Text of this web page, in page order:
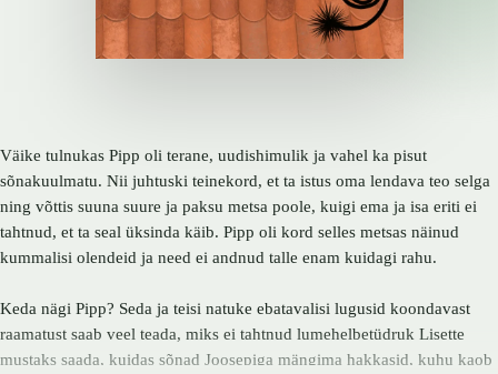
Väike tulnukas Pipp oli terane, uudishimulik ja vahel ka pisut
sõnakuulmatu. Nii juhtuski teinekord, et ta istus oma lendava teo selga
ning võttis suuna suure ja paksu metsa poole, kuigi ema ja isa eriti ei
tahtnud, et ta seal üksinda käib. Pipp oli kord selles metsas näinud
kummalisi olendeid ja need ei andnud talle enam kuidagi rahu.
Keda nägi Pipp? Seda ja teisi natuke ebatavalisi lugusid koondavast
raamatust saab veel teada, miks ei tahtnud lumehelbetüdruk Lisette
mustaks saada, kuidas sõnad Joosepiga mängima hakkasid, kuhu kaob